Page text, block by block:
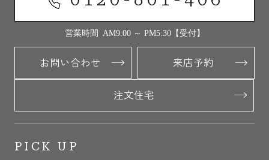
営業時間 AM9:00 ～ PM5:30【受付】
お問い合わせ 来店予約
注文住宅
PICK UP